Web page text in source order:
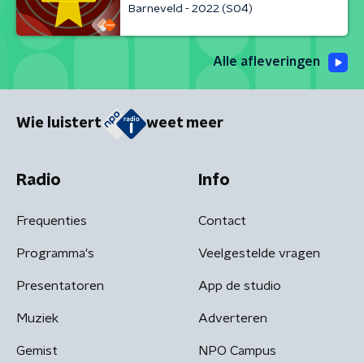
Barneveld - 2022 (S04)
Alle afleveringen
Wie luistert weet meer
Radio
Frequenties
Programma's
Presentatoren
Muziek
Gemist
Info
Contact
Veelgestelde vragen
App de studio
Adverteren
NPO Campus